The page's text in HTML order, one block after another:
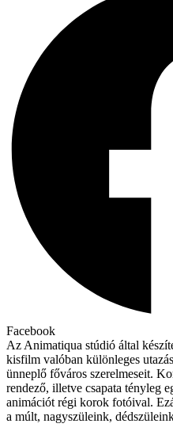
Facebook
Az Animatiqua stúdió által
kisfilm valóban különleges
ünneplő főváros szerelmeseit.
rendező, illetve csapata tényleg
animációt régi korok fotóival.
a múlt, nagyszüleink,